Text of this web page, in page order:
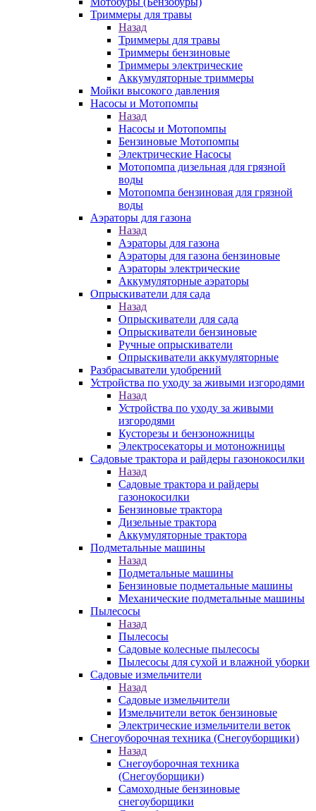
Триммеры для травы
Назад
Триммеры для травы
Триммеры бензиновые
Триммеры электрические
Аккумуляторные триммеры
Мойки высокого давления
Насосы и Мотопомпы
Назад
Насосы и Мотопомпы
Бензиновые Мотопомпы
Электрические Насосы
Мотопомпа дизельная для грязной
воды
Мотопомпа бензиновая для грязной
воды
Аэраторы для газона
Назад
Аэраторы для газона
Аэраторы для газона бензиновые
Аэраторы электрические
Аккумуляторные аэраторы
Опрыскиватели для сада
Назад
Опрыскиватели для сада
Опрыскиватели бензиновые
Ручные опрыскиватели
Опрыскиватели аккумуляторные
Разбрасыватели удобрений
Устройства по уходу за живыми изгородями
Назад
Устройства по уходу за живыми
изгородями
Кусторезы и бензоножницы
Электросекаторы и мотоножницы
Садовые трактора и райдеры газонокосилки
Назад
Садовые трактора и райдеры
газонокосилки
Бензиновые трактора
Дизельные трактора
Аккумуляторные трактора
Подметальные машины
Назад
Подметальные машины
Бензиновые подметальные машины
Механические подметальные машины
Пылесосы
Назад
Пылесосы
Садовые колесные пылесосы
Пылесосы для сухой и влажной уборки
Садовые измельчители
Назад
Садовые измельчители
Измельчители веток бензиновые
Электрические измельчители веток
Снегоуборочная техника (Снегоуборщики)
Назад
Снегоуборочная техника
(Снегоуборщики)
Самоходные бензиновые
снегоуборщики